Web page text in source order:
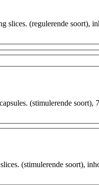
Doosje(s) Amerikaanse Ginseng slices.
(stimulerende soort),
Doosje(s) Koreaanse Ginseng slices.